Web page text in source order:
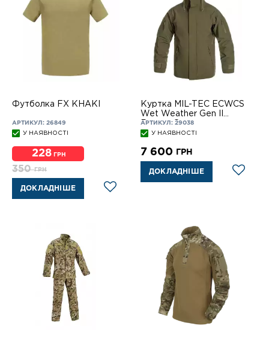
Футболка FX KHAKI
АРТИКУЛ: 26849
У НАЯВНОСТІ
228 ГРН
350ГРН
ДОКЛАДНІШЕ
Куртка MIL-TEC ECWCS
Wet Weather Gen II
Ranger Green
АРТИКУЛ: 29038
У НАЯВНОСТІ
7 600 ГРН
ДОКЛАДНІШЕ